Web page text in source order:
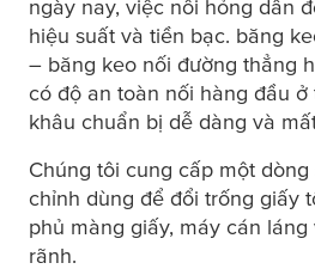
ngày nay, việc nối hỏng dẫn
hiệu suất và tiền bạc. băng
– băng keo nối đường thẳng
có độ an toàn nối hàng đầu
khâu chuẩn bị dễ dàng và
Chúng tôi cung cấp một
chỉnh dùng để đổi trống giấy
phủ màng giấy, máy cán
rãnh.